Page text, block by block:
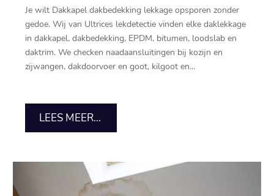
Je wilt Dakkapel dakbedekking lekkage opsporen zonder
gedoe.​ Wij van Ultrices lekdetectie vinden elke daklekkage
in dakkapel, dakbedekking, EPDM, bitumen, loodslab en
daktrim.​ We checken naadaansluitingen bij kozijn en
zijwangen, dakdoorvoer en goot, kilgoot en...
LEES MEER...